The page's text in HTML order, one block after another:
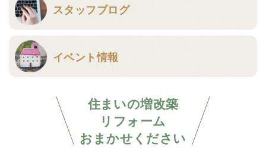
スタッフブログ
イベント情報
住まいの増改築
リフォーム
おまかせください